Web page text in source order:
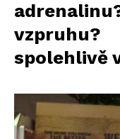
spolehlivě